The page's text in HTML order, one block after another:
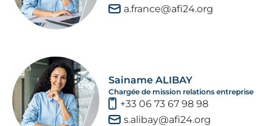
a.france@afi24.org
Sainame ALIBAY
Chargée de mission relations entreprise
+33 06 73 67 98 98
s.alibay@afi24.org